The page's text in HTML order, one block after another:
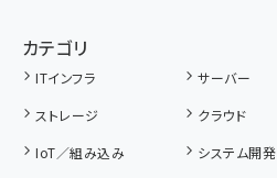
カテゴリ
ITインフラ サーバー
ストレージ
クラウド
IoT／組み込み
システム開発